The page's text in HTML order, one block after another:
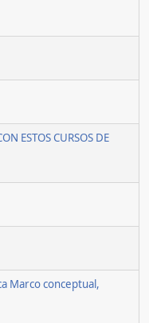
ESTOS CURSOS DE
Marco conceptual,